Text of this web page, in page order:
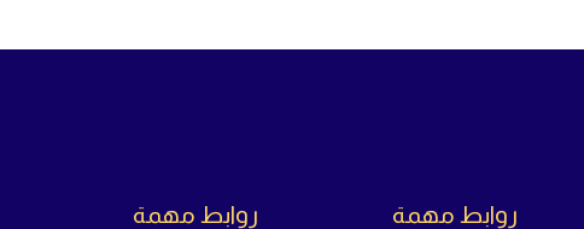
روابط مهمة روابط مهمة